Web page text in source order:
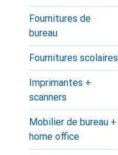
Fournitures de
bureau
Fournitures scolaires
Imprimantes +
scanners
Mobilier de bureau +
home office